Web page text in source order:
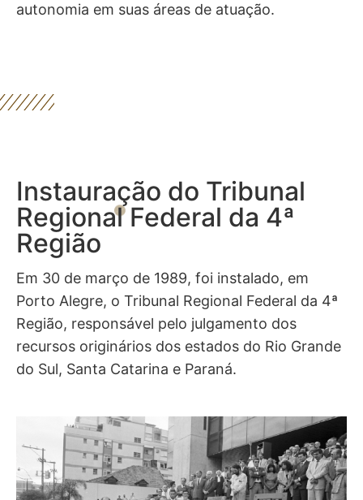
cinco Tribunais Regionais Federais, com grande
Instauração do Tribunal
Regional Federal da 4ª
Região
Em 30 de março de 1989, foi instalado, em
Porto Alegre, o Tribunal Regional Federal da 4ª
Região, responsável pelo julgamento dos
recursos originários dos estados do Rio Grande